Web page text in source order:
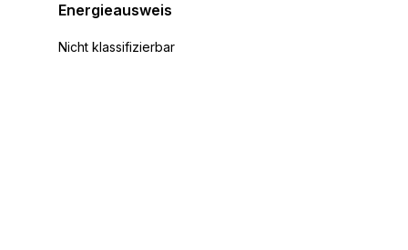
Energieausweis
Nicht klassifizierbar